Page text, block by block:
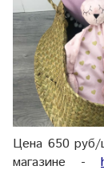
Цена 650
магазине -